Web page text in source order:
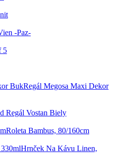
-Paz-
5
Regál Megosa Maxi Dekor
Regál Vostan Biely
Roleta Bambus, 80/160cm
Hrnček Na Kávu Linen,